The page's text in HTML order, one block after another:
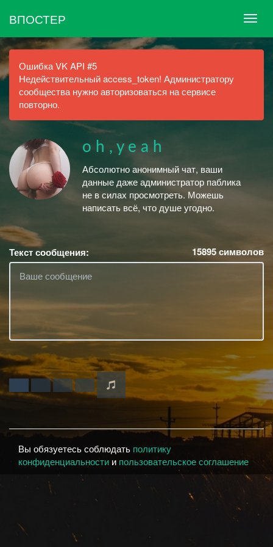
ВПОСТЕР
Ошибка VK API #5
Недействительный access_token! Администратору
сообщества нужно авторизоваться на сервисе
повторно.
o h , y e a h
Абсолютно анонимный чат, ваши
данные даже администратор паблика
не в силах просмотреть. Можешь
написать всё, что душе угодно.
Текст сообщения: 15895символов
Вы обязуетесь соблюдать политику
конфиденциальности и пользовательское соглашение